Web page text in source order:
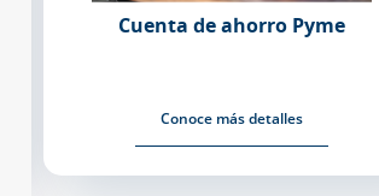
Cuenta de ahorro Pyme
Conoce más detalles